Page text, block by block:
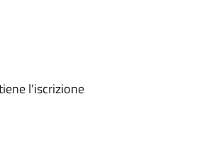
l'iscrizione